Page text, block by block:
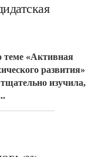
теме «Активная
развития»
изучила,